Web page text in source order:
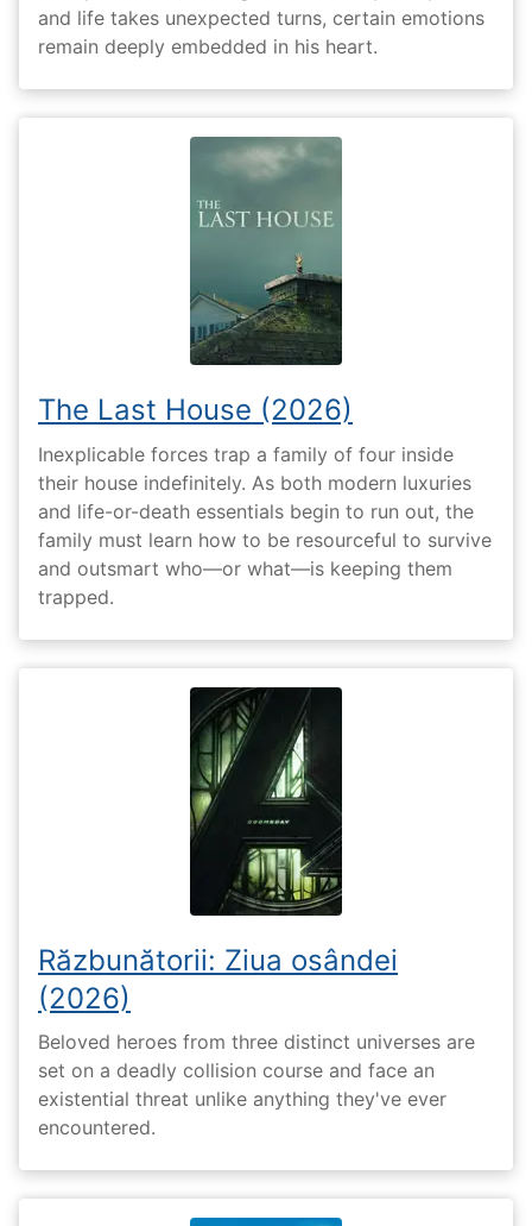
and life takes unexpected turns, certain emotions
remain deeply embedded in his heart.
The Last House (2026)
Inexplicable forces trap a family of four inside
their house indefinitely. As both modern luxuries
and life-or-death essentials begin to run out, the
family must learn how to be resourceful to survive
and outsmart who—or what—is keeping them
trapped.
Răzbunătorii: Ziua osândei
(2026)
Beloved heroes from three distinct universes are
set on a deadly collision course and face an
existential threat unlike anything they've ever
encountered.